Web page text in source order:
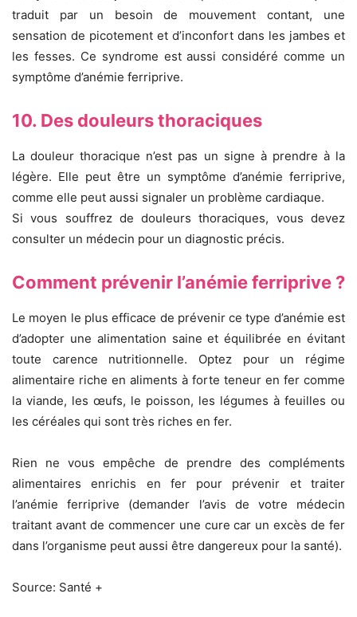
traduit par un besoin de mouvement contant, une
sensation de picotement et d’inconfort dans les jambes et
les fesses. Ce syndrome est aussi considéré comme un
symptôme d’anémie ferriprive.
10. Des douleurs thoraciques
La douleur thoracique n’est pas un signe à prendre à la
légère. Elle peut être un symptôme d’anémie ferriprive,
comme elle peut aussi signaler un problème cardiaque.
Si vous souffrez de douleurs thoraciques, vous devez
consulter un médecin pour un diagnostic précis.
Comment prévenir l’anémie ferriprive ?
Le moyen le plus efficace de prévenir ce type d’anémie est
d’adopter une alimentation saine et équilibrée en évitant
toute carence nutritionnelle. Optez pour un régime
alimentaire riche en aliments à forte teneur en fer comme
la viande, les œufs, le poisson, les légumes à feuilles ou
les céréales qui sont très riches en fer.
Rien ne vous empêche de prendre des compléments
alimentaires enrichis en fer pour prévenir et traiter
l’anémie ferriprive (demander l’avis de votre médecin
traitant avant de commencer une cure car un excès de fer
dans l’organisme peut aussi être dangereux pour la santé).
Source: Santé +